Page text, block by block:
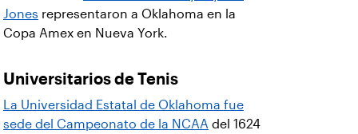
Jones representaron a Oklahoma en la
Copa Amex en Nueva York.
Universitarios de Tenis
La Universidad Estatal de Oklahoma fue
sede del Campeonato de la NCAA del 1624